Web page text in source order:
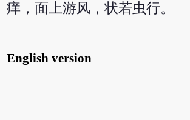
痒，面上游风，状若虫行。
English version